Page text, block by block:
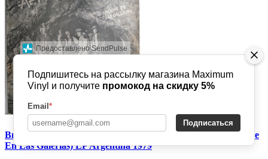
Виниловая пластинка Aerosmith - Night In The Ruts (Noche
En Las Galerías) LP Argentina 1979
Подпишитесь на рассылку магазина Maximum
Vinyl и получите промокод на скидку 5%
Email *
Подписаться
Предоставлено SendPulse